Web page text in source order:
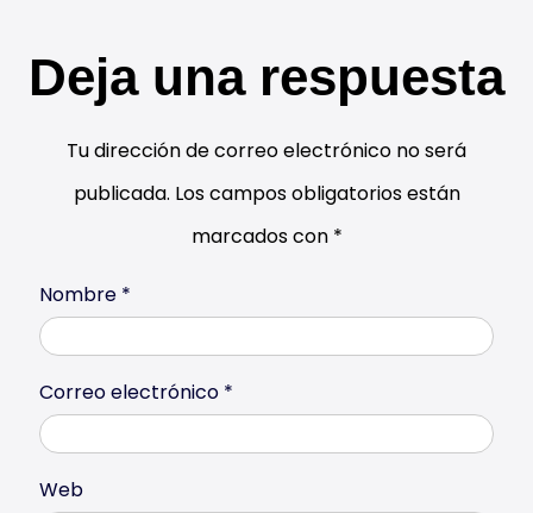
Deja una respuesta
Tu dirección de correo electrónico no será
publicada. Los campos obligatorios están
marcados con *
Nombre *
Correo electrónico *
Web